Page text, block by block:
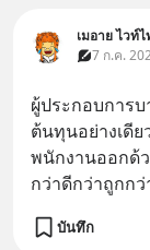
เมอาย ไวท์ไ
7 ก.ค.
ผู้ประกอบการบ
ต้นทุนอย่างเดี
พนักงานออกด้ว
กว่าดีกว่าถูกก
บันทึก